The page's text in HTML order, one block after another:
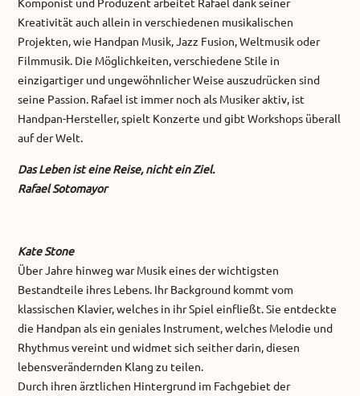
Kreativität auch allein in verschiedenen musikalischen
Projekten, wie Handpan Musik, Jazz Fusion, Weltmusik oder
Filmmusik. Die Möglichkeiten, verschiedene Stile in
einzigartiger und ungewöhnlicher Weise auszudrücken sind
seine Passion. Rafael ist immer noch als Musiker aktiv, ist
Handpan-Hersteller, spielt Konzerte und gibt Workshops überall
auf der Welt.
Das Leben ist eine Reise, nicht ein Ziel.
Rafael Sotomayor
Kate Stone
Über Jahre hinweg war Musik eines der wichtigsten
Bestandteile ihres Lebens. Ihr Background kommt vom
klassischen Klavier, welches in ihr Spiel einfließt. Sie entdeckte
die Handpan als ein geniales Instrument, welches Melodie und
Rhythmus vereint und widmet sich seither darin, diesen
lebensverändernden Klang zu teilen.
Durch ihren ärztlichen Hintergrund im Fachgebiet der